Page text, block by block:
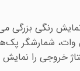
رنگی بزرگی
شمارشگر
خروجی را